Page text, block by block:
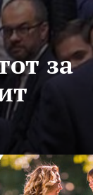
за